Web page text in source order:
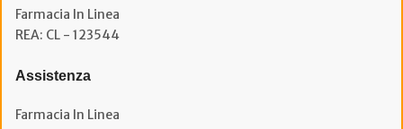
Farmacia In Linea
REA: CL - 123544
Assistenza
Farmacia In Linea